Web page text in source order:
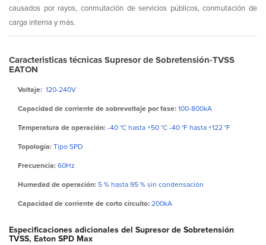
causados por rayos, conmutación de servicios públicos, conmutación de
carga interna y más.
Caracteristicas técnicas Supresor de Sobretensión-TVSS
EATON
Voltaje: 120-240V
Capacidad de corriente de sobrevoltaje por fase: 100-800kA
Temperatura de operación: -40 °C hasta +50 °C -40 °F hasta +122 °F
Topología: Tipo SPD
Frecuencia: 60Hz
Humedad de operación: 5 % hasta 95 % sin condensación
Capacidad de corriente de corto circuito: 200kA
Especificaciones adicionales del Supresor de Sobretensión
TVSS, Eaton SPD Max